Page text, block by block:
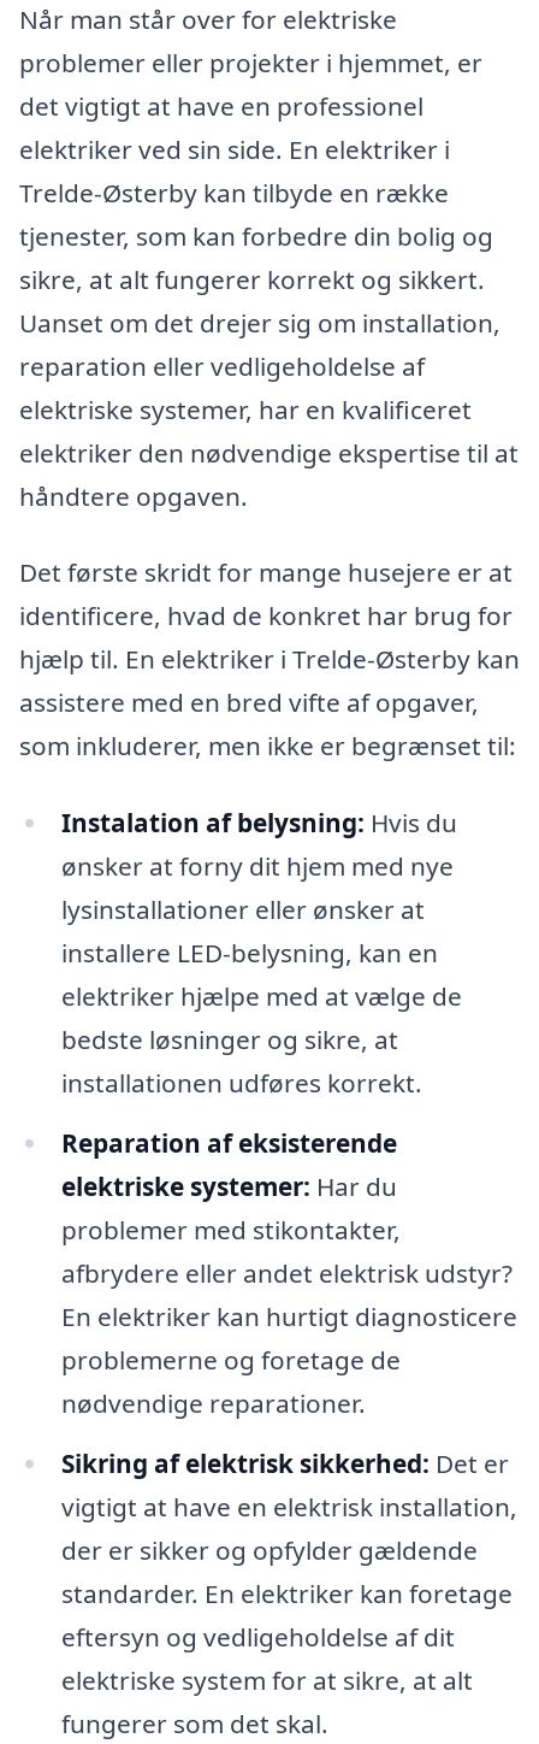
Når man står over for elektriske
problemer eller projekter i hjemmet, er
det vigtigt at have en professionel
elektriker ved sin side. En elektriker i
Trelde-Østerby kan tilbyde en række
tjenester, som kan forbedre din bolig og
sikre, at alt fungerer korrekt og sikkert.
Uanset om det drejer sig om installation,
reparation eller vedligeholdelse af
elektriske systemer, har en kvalificeret
elektriker den nødvendige ekspertise til at
håndtere opgaven.
Det første skridt for mange husejere er at
identificere, hvad de konkret har brug for
hjælp til. En elektriker i Trelde-Østerby kan
assistere med en bred vifte af opgaver,
som inkluderer, men ikke er begrænset til:
Instalation af belysning: Hvis du
ønsker at forny dit hjem med nye
lysinstallationer eller ønsker at
installere LED-belysning, kan en
elektriker hjælpe med at vælge de
bedste løsninger og sikre, at
installationen udføres korrekt.
Reparation af eksisterende
elektriske systemer: Har du
problemer med stikontakter,
afbrydere eller andet elektrisk udstyr?
En elektriker kan hurtigt diagnosticere
problemerne og foretage de
nødvendige reparationer.
Sikring af elektrisk sikkerhed: Det er
vigtigt at have en elektrisk installation,
der er sikker og opfylder gældende
standarder. En elektriker kan foretage
eftersyn og vedligeholdelse af dit
elektriske system for at sikre, at alt
fungerer som det skal.